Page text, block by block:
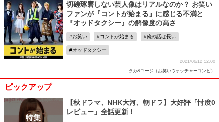
切磋琢磨しない芸人像はリアルなのか？ お笑い
ファンが『コントが始まる』に感じる不満と
『オッドタクシー』の解像度の高さ
お笑い コントが始まる 俺の話は長い
オッドタクシー
2021/06/12 12:00
タカ&ユージ（お笑いウォッチャーコンビ）
ピックアップ
特集
【秋ドラマ、NHK大河、朝ドラ】大好評「忖度0
レビュー」全話更新！